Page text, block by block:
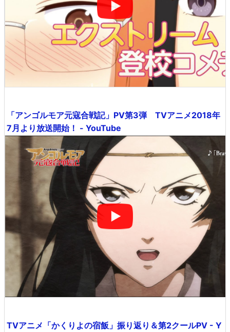
「アンゴルモア元寇合戦記」PV第3弾 TVアニメ2018年
7月より放送開始！ - YouTube
TVアニメ「かくりよの宿飯」振り返り＆第2クールPV - Y